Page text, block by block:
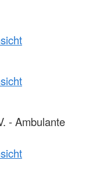
- Ambulante